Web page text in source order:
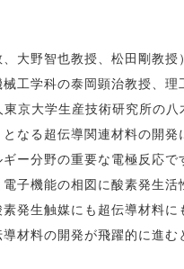
大野智也教授、松田剛教授
工学科の泰岡顕治教授、
京大学生産技術研究所の
なる超伝導関連材料の開発
ー分野の重要な電極反応
子機能の相図に酸素発生活
発生触媒にも超伝導材料
材料の開発が飛躍的に進む